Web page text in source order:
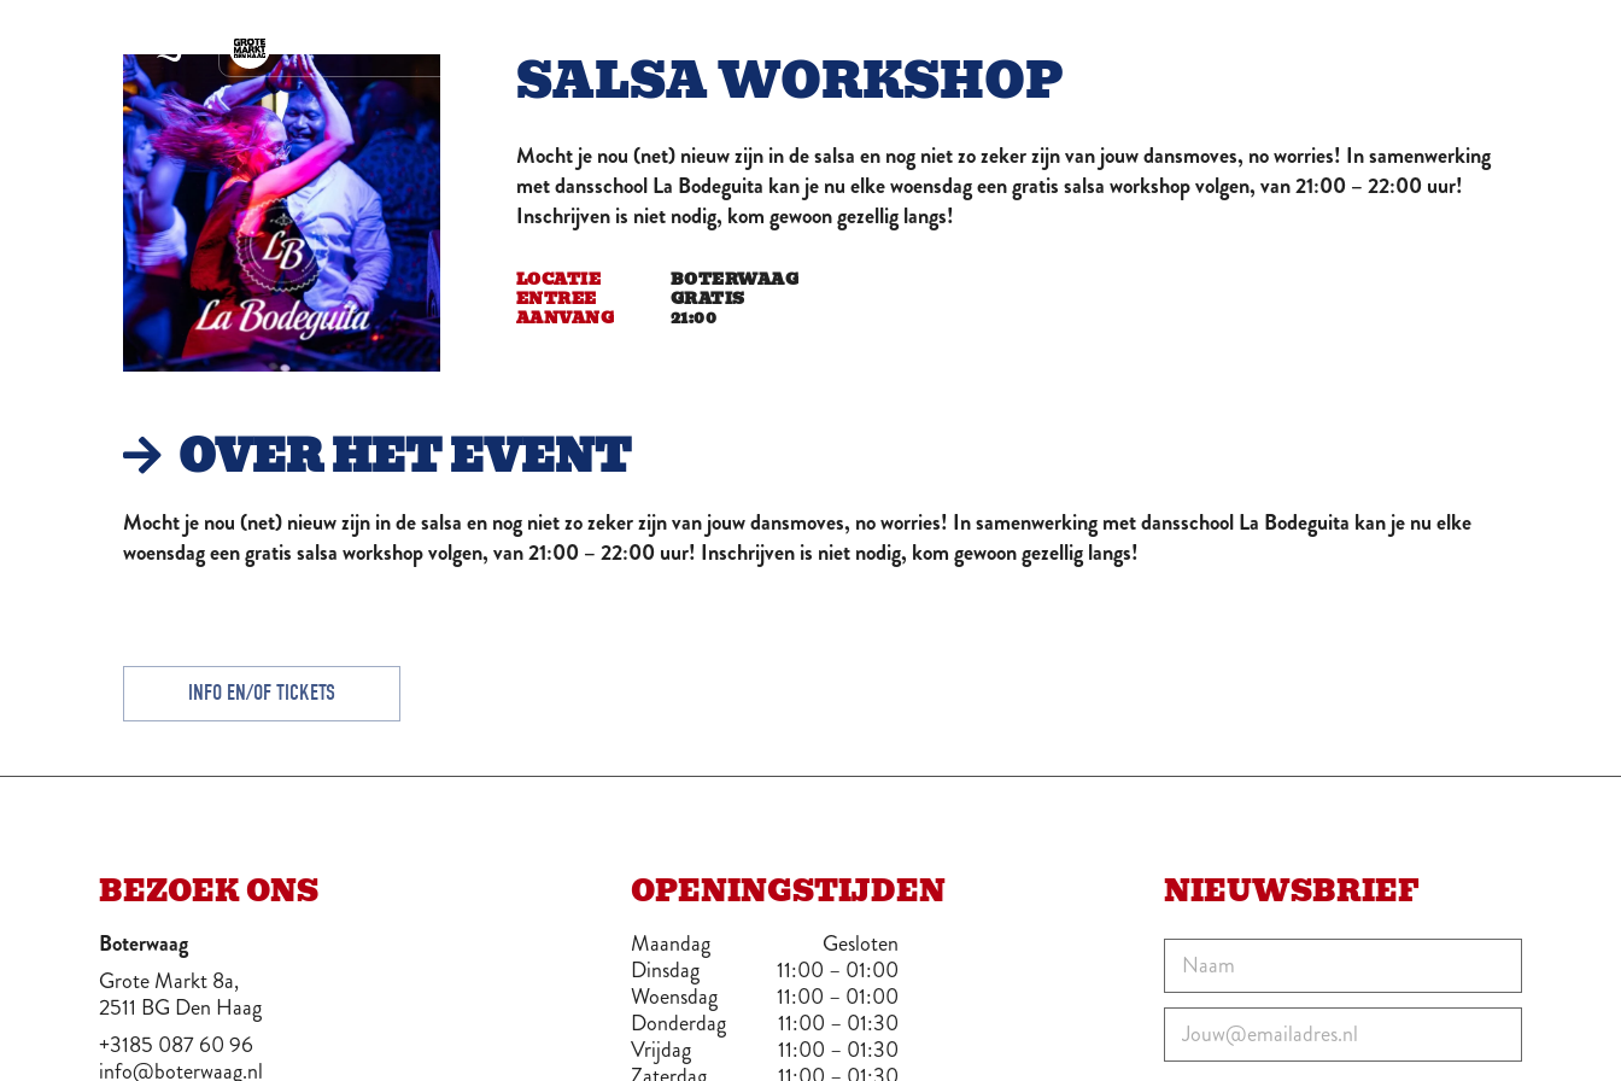
VAVOOM
Tiki Cocktail Bar
ZÈTA
The Hang-out concept
store
ZWARTE RUITER
Haags Poppodium sinds
1988
SEPTEMBER
Wine, Jazz & Food
HOENDER EN HOP
Comfort Food, Comfort
Het grootst bruisende
stadscafé
GROTE MARKT
Altijd wat te doen
SALSA WORKSHOP
Mocht je nou (net) nieuw zijn in de salsa en nog niet zo zeker zijn van jouw dansmoves, no worries! In samenwerking
met dansschool La Bodeguita kan je nu elke woensdag een gratis salsa workshop volgen, van 21:00 – 22:00 uur!
Inschrijven is niet nodig, kom gewoon gezellig langs!
LOCATIE BOTERWAAG
ENTREE GRATIS
AANVANG 21:00
OVER HET EVENT
Mocht je nou (net) nieuw zijn in de salsa en nog niet zo zeker zijn van jouw dansmoves, no worries! In samenwerking met dansschool La Bodeguita kan je nu elke
woensdag eengratissalsa workshop volgen, van 21:00 – 22:00 uur! Inschrijven is niet nodig, kom gewoon gezellig langs!
INFO EN/OF TICKETS
BEZOEK ONS
Boterwaag
Grote Markt 8a,
2511 BG Den Haag
+3185 087 60 96
info@boterwaag.nl
OPENINGSTIJDEN
Maandag
Gesloten
Dinsdag
11:00 – 01:00
Woensdag
11:00 – 01:00
Donderdag
11:00 – 01:30
Vrijdag
11:00 – 01:30
NIEUWSBRIEF